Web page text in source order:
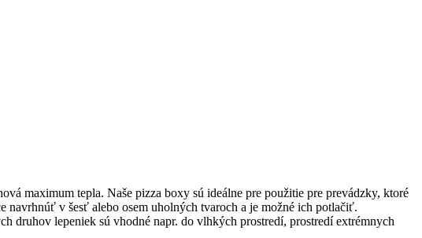
maximum tepla. Naše pizza boxy sú ideálne pre použitie pre prevádzky, ktoré
navrhnúť v šesť alebo osem uholných tvaroch a je možné ich potlačiť.
druhov lepeniek sú vhodné napr. do vlhkých prostredí, prostredí extrémnych